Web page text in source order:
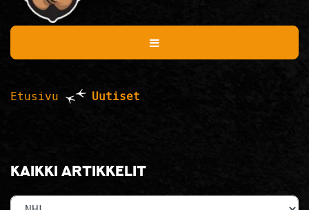
Etusivu Uutiset
Kaikki artikkelit
Kategoria